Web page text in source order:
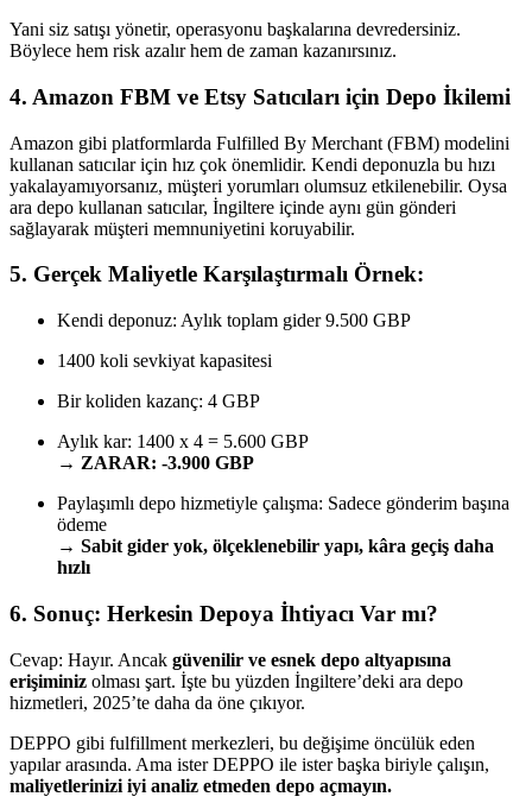
Yani siz satışı yönetir, operasyonu başkalarına devredersiniz.
Böylece hem risk azalır hem de zaman kazanırsınız.
4. Amazon FBM ve Etsy Satıcıları için Depo İkilemi
Amazon gibi platformlarda Fulfilled By Merchant (FBM) modelini
kullanan satıcılar için hız çok önemlidir. Kendi deponuzla bu hızı
yakalayamıyorsanız, müşteri yorumları olumsuz etkilenebilir. Oysa
ara depo kullanan satıcılar, İngiltere içinde aynı gün gönderi
sağlayarak müşteri memnuniyetini koruyabilir.
5. Gerçek Maliyetle Karşılaştırmalı Örnek:
Kendi deponuz: Aylık toplam gider 9.500 GBP
1400 koli sevkiyat kapasitesi
Bir koliden kazanç: 4 GBP
Aylık kar: 1400 x 4 = 5.600 GBP
→ ZARAR: -3.900 GBP
Paylaşımlı depo hizmetiyle çalışma: Sadece gönderim başına
ödeme
→ Sabit gider yok, ölçeklenebilir yapı, kâra geçiş daha
hızlı
6. Sonuç: Herkesin Depoya İhtiyacı Var mı?
Cevap: Hayır. Ancak güvenilir ve esnek depo altyapısına
erişiminiz olması şart. İşte bu yüzden İngiltere’deki ara depo
hizmetleri, 2025’te daha da öne çıkıyor.
DEPPO gibi fulfillment merkezleri, bu değişime öncülük eden
yapılar arasında. Ama ister DEPPO ile ister başka biriyle çalışın,
maliyetlerinizi iyi analiz etmeden depo açmayın.